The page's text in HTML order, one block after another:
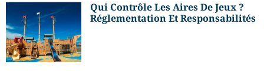
Qui Contrôle Les Aires De Jeux ?
Réglementation Et Responsabilités